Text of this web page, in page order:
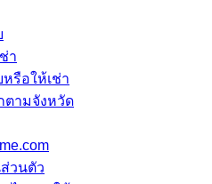
า
รือให้เช่า
ตามจังหวัด
วนตัว